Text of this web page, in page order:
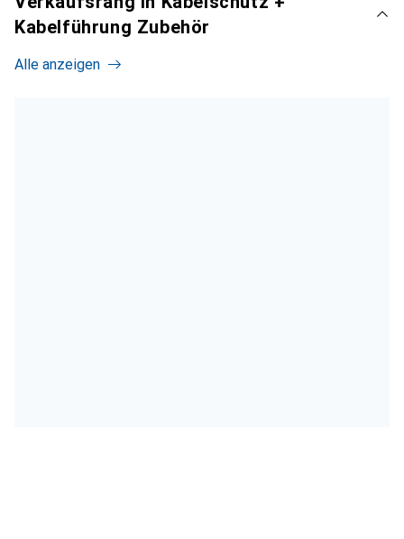
Kabelführung Zubehör
Alle anzeigen